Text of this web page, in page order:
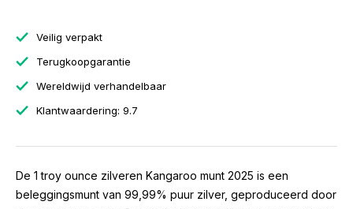
Veilig verpakt
Terugkoopgarantie
Wereldwijd verhandelbaar
Klantwaardering: 9.7
De 1 troy ounce zilveren Kangaroo munt 2025 is een
beleggingsmunt van 99,99% puur zilver, geproduceerd door